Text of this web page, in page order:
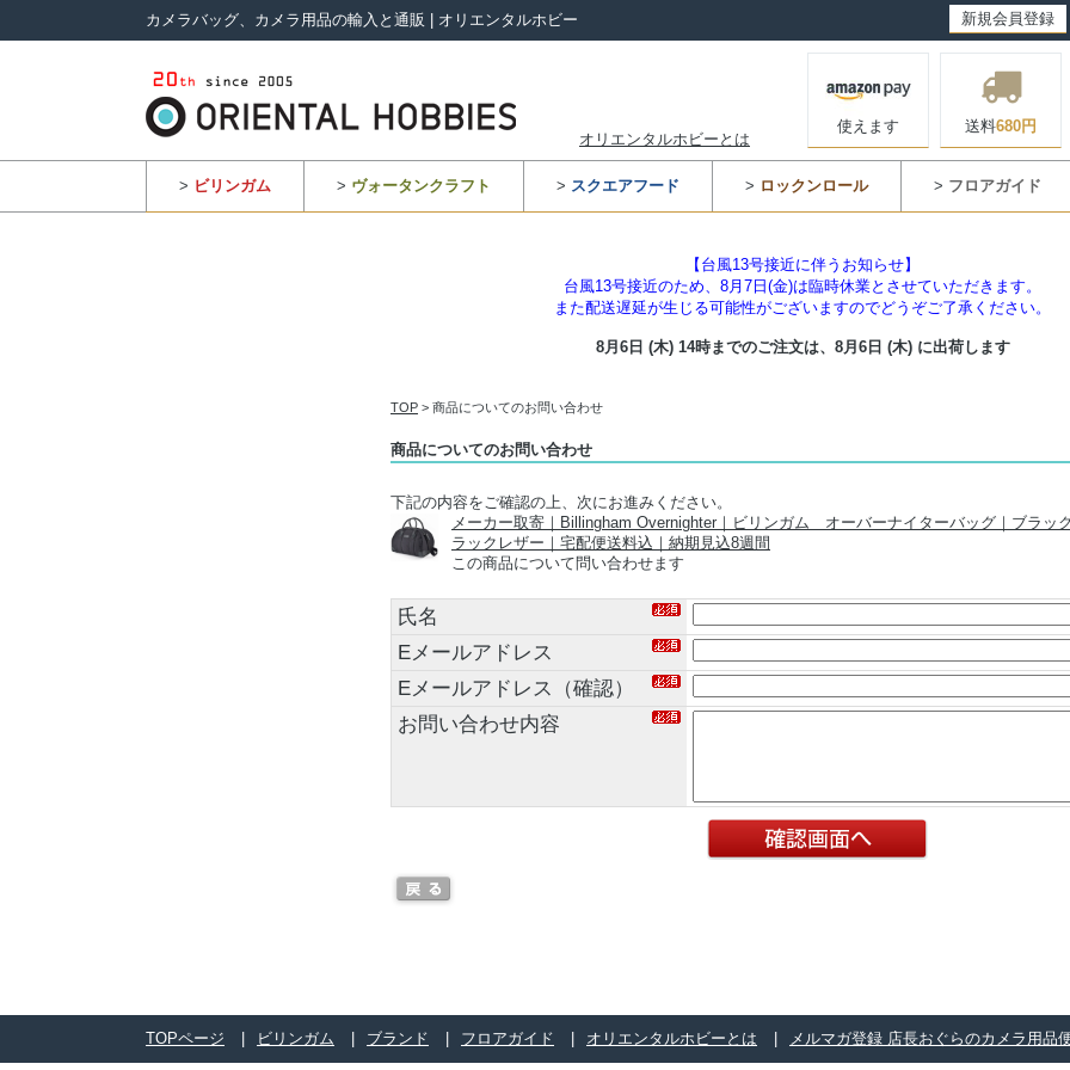
カメラバッグ、カメラ用品の輸入と通販 | オリエンタルホビー 新規会員登録
オリエンタルホビーとは
使えます 送料680円
> ビリンガム > ヴォータンクラフト > スクエアフード > ロックンロール > フロアガイド
【台風13号接近に伴うお知らせ】
台風13号接近のため、8月7日(金)は臨時休業とさせていただきます。
また配送遅延が生じる可能性がございますのでどうぞご了承ください。
8月6日 (木) 14時までのご注文は、 8月6日 (木) に出荷します
TOP > 商品についてのお問い合わせ
商品についてのお問い合わせ
下記の内容をご確認の上、次にお進みください。
メーカー取寄｜Billingham Overnighter｜ビリンガム オーバーナイターバッグ｜ブラッ
ラックレザー｜宅配便送料込｜納期見込8週間
この商品について問い合わせます
氏名
Eメールアドレス
Eメールアドレス（確認）
お問い合わせ内容
TOPページ ビリンガム ブランド フロアガイド オリエンタルホビーとは メルマガ登録 店長おぐらのカメラ用品